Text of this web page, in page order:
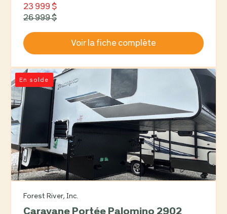
26 999 $
23 999 $
Voir la fiche complète
En solde
Forest River, Inc.
Caravane Portée Palomino 2902